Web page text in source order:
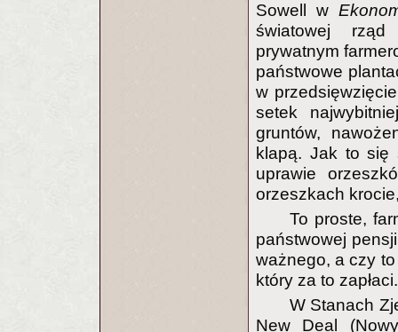
Sowell w
światowej rząd
prywatnym
państwowe
w
setek
gruntów,
klapą. Jak to się
uprawie
orzeszkach
To proste,
państwowej
ważnego, a czy
który za to zapłaci.
W Stanach
New Deal